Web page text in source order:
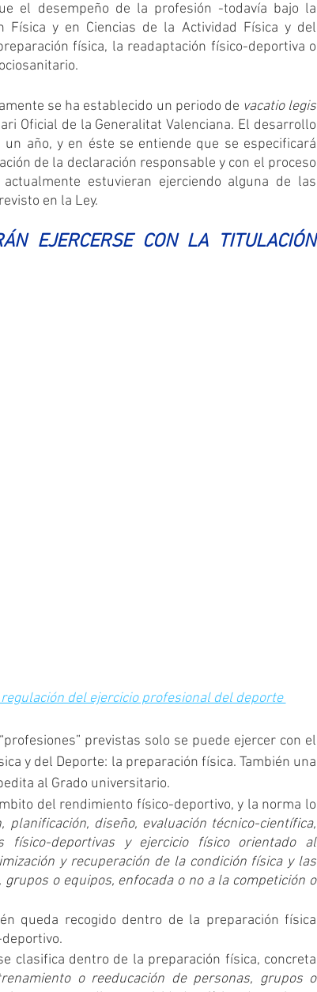
el desempeño de la profesión -todavía bajo la
Física y en Ciencias de la Actividad Física y del
física, la readaptación físico-deportiva o
se ha establecido un periodo de vacatio legis
Oficial de la Generalitat Valenciana. El desarrollo
año, y en éste se entiende que se especificará
de la declaración responsable y con el proceso
estuvieran ejerciendo alguna de las
en la Ley.
EJERCERSE CON LA TITULACIÓN
del ejercicio profesional del deporte
previstas solo se puede ejercer con el
y del Deporte: la preparación física. También una
al Grado universitario.
del rendimiento físico-deportivo, y la norma lo
planificación, diseño, evaluación técnico-científica,
físico-deportivas y ejercicio físico orientado al
y recuperación de la condición física y las
o equipos, enfocada o no a la competición o
queda recogido dentro de la preparación física
clasifica dentro de la preparación física, concreta
o reeducación de personas, grupos o